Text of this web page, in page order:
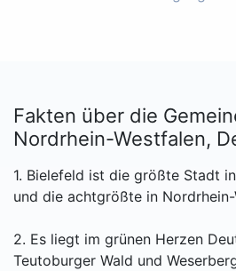
Fakten über die
Nordrhein-Westfalen,
1. Bielefeld ist die größte Stadt
und die achtgrößte in Nordrhein-
2. Es liegt im grünen Herzen
Teutoburger Wald und